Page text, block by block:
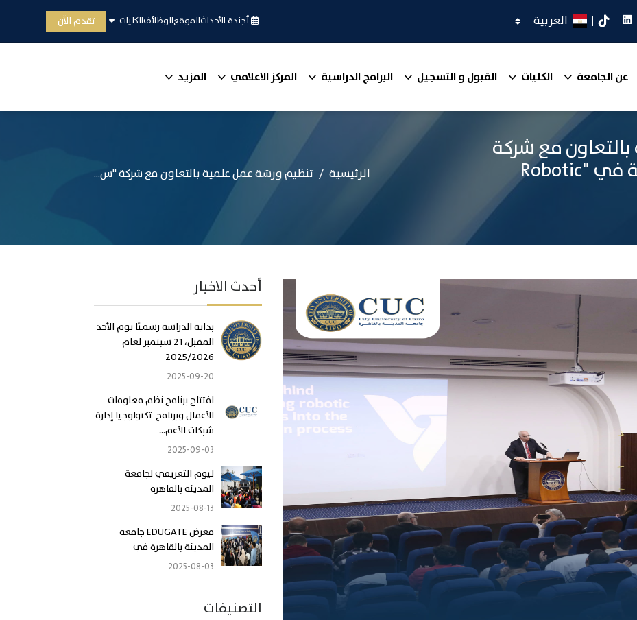
لينكدانتيك توكاختر اللغة أجندة الأحداثالموقعالوظائفالكليات تقدم الآن
عن الجامعة الكليات القبول و التسجيل البرامج الدراسية المركز الاعلامي المزيد
مع شركة
"سيرفو ميد" والمتخصصة في "Robotic الرئيسية تنظيم ورشة عمل علمية بالتعاون مع شركة "س...
أحدث الاخبار
بداية الدراسة رسميًا يوم الأحد
المقبل، 21 سبتمبر لعام
2025/2026
2025-09-20
افتتاح برنامج نظم معلومات
الأعمال وبرنامج تكنولوجيا إدارة
شبكات الأعم...
2025-09-03
ليوم التعريفي لجامعة
المدينة بالقاهرة
2025-08-13
معرض EDUGATE جامعة
المدينة بالقاهرة في
2025-08-03
التصنيفات